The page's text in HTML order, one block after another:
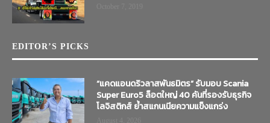
EDITOR’S PICKS
“แคดแอนดริวลาสพันธมิตร” รับมอบ Scania
Super Euro5 ล็อตใหญ่ 40 คันที่รองรับธุรกิจ
โลจิสติกส์ ย้ำสแกนเนียความแข็งแกร่ง